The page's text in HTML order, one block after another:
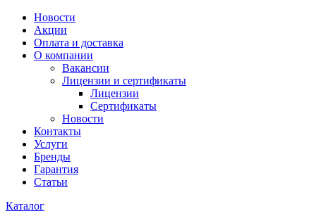
Новости
Акции
Оплата и доставка
О компании
Вакансии
Лицензии и сертификаты
Лицензии
Сертификаты
Новости
Контакты
Услуги
Бренды
Гарантия
Статьи
Каталог